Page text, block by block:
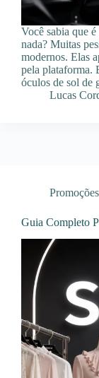
Você sabia que
nada? Muitas
modernos. Elas
pela plataforma.
óculos de sol
Lucas
Promoções
Guia Completo